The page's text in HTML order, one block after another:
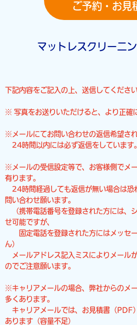
ご予約・お見
マットレスクリーニ
下記内容をご記入の上、送信してください
※ 写真をお送りいただけると、より正確
※メールにてお問い合わせの返信希望さ
24時間以内には必ず返信をしています。
※メールの受信設定等で、お客様側でメ
有ります。
24時間経過しても返信が無い場合は恐
問い合わせ願います。
（携帯電話番号を登録された方には、
せ可能ですが、
固定電話を登録された方にはメッセー
ん）
メールアドレス記入ミスによりメール
のでご注意願います。
※キャリアメールの場合、弊社からのメ
多くあります。
キャリアメールでは、お見積書（PDF
あります（容量不足）